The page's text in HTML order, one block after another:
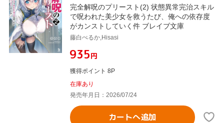
完全解呪のプリースト(2) 状態異常完治スキル
で呪われた美少女を救うたび、俺への依存度
がカンストしていく件 ブレイブ文庫
藤白ぺるか,Hisasi
¥935円
獲得ポイント 8P
在庫あり
発売年月日：2026/07/24
カートへ追加